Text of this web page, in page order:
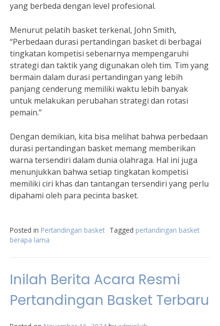
yang berbeda dengan level profesional.
Menurut pelatih basket terkenal, John Smith,
“Perbedaan durasi pertandingan basket di berbagai
tingkatan kompetisi sebenarnya mempengaruhi
strategi dan taktik yang digunakan oleh tim. Tim yang
bermain dalam durasi pertandingan yang lebih
panjang cenderung memiliki waktu lebih banyak
untuk melakukan perubahan strategi dan rotasi
pemain.”
Dengan demikian, kita bisa melihat bahwa perbedaan
durasi pertandingan basket memang memberikan
warna tersendiri dalam dunia olahraga. Hal ini juga
menunjukkan bahwa setiap tingkatan kompetisi
memiliki ciri khas dan tantangan tersendiri yang perlu
dipahami oleh para pecinta basket.
Posted in Pertandingan basket Tagged pertandingan basket
berapa lama
Inilah Berita Acara Resmi
Pertandingan Basket Terbaru